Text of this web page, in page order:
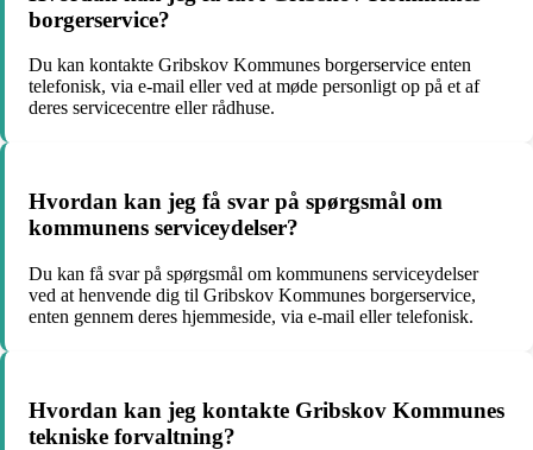
borgerservice?
Du kan kontakte Gribskov Kommunes borgerservice enten
telefonisk, via e-mail eller ved at møde personligt op på et af
deres servicecentre eller rådhuse.
Hvordan kan jeg få svar på spørgsmål om
kommunens serviceydelser?
Du kan få svar på spørgsmål om kommunens serviceydelser
ved at henvende dig til Gribskov Kommunes borgerservice,
enten gennem deres hjemmeside, via e-mail eller telefonisk.
Hvordan kan jeg kontakte Gribskov Kommunes
tekniske forvaltning?